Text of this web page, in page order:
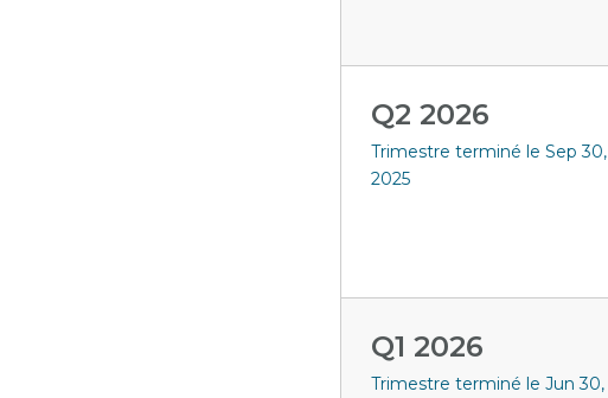
Q2 2026
Trimestre terminé le Sep 30,
2025
Q1 2026
Trimestre terminé le Jun 30,